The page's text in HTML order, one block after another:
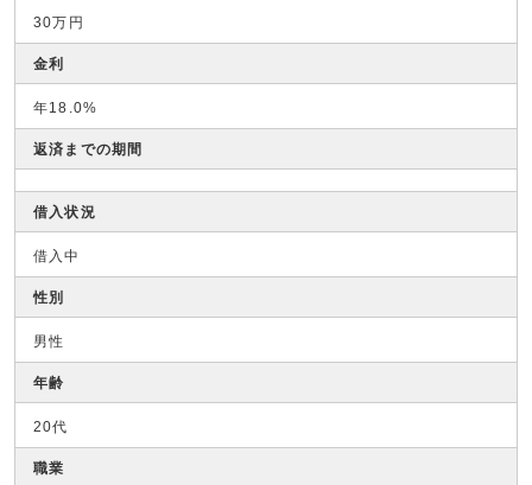
30万円
金利
年18.0%
返済までの期間
借入状況
借入中
性別
男性
年齢
20代
職業